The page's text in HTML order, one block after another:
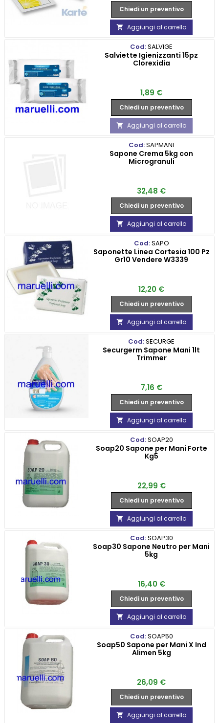
Chiedi un preventivo
 Aggiungi al carrello
Cod:SALVIGE
Salviette Igienizzanti 15pz
Clorexidia
Prezzo
1,89 €
Chiedi un preventivo
 Aggiungi al carrello
Cod:SAPMANI
Sapone Crema 5kg con
Microgranuli
Prezzo
32,48 €
Chiedi un preventivo
 Aggiungi al carrello
Cod:SAPO
Saponette Linea Cortesia 100 Pz
Gr10 Vendere W3339
Prezzo
12,20 €
Chiedi un preventivo
 Aggiungi al carrello
Cod:SECURGE
Securgerm Sapone Mani 1lt
Trimmer
Prezzo
7,16 €
Chiedi un preventivo
 Aggiungi al carrello
Cod:SOAP20
Soap20 Sapone per Mani Forte
Kg5
Prezzo
22,99 €
Chiedi un preventivo
 Aggiungi al carrello
Cod:SOAP30
Soap30 Sapone Neutro per Mani
5kg
Prezzo
16,40 €
Chiedi un preventivo
 Aggiungi al carrello
Cod:SOAP50
Soap50 Sapone per Mani X Ind
Alimen 5kg
Prezzo
26,09 €
Chiedi un preventivo
 Aggiungi al carrello